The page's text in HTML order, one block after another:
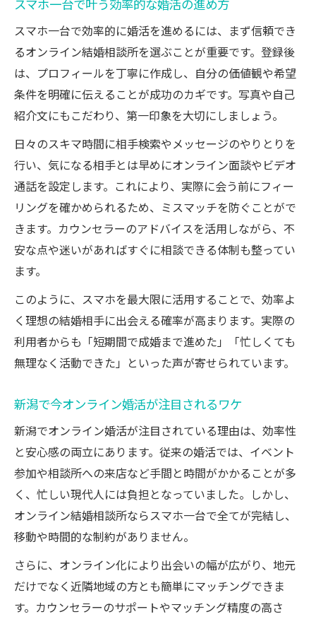
スマホ一台で叶う効率的な婚活の進め方
スマホ一台で効率的に婚活を進めるには、まず信頼でき
るオンライン結婚相談所を選ぶことが重要です。登録後
は、プロフィールを丁寧に作成し、自分の価値観や希望
条件を明確に伝えることが成功のカギです。写真や自己
紹介文にもこだわり、第一印象を大切にしましょう。
日々のスキマ時間に相手検索やメッセージのやりとりを
行い、気になる相手とは早めにオンライン面談やビデオ
通話を設定します。これにより、実際に会う前にフィー
リングを確かめられるため、ミスマッチを防ぐことがで
きます。カウンセラーのアドバイスを活用しながら、不
安な点や迷いがあればすぐに相談できる体制も整ってい
ます。
このように、スマホを最大限に活用することで、効率よ
く理想の結婚相手に出会える確率が高まります。実際の
利用者からも「短期間で成婚まで進めた」「忙しくても
無理なく活動できた」といった声が寄せられています。
新潟で今オンライン婚活が注目されるワケ
新潟でオンライン婚活が注目されている理由は、効率性
と安心感の両立にあります。従来の婚活では、イベント
参加や相談所への来店など手間と時間がかかることが多
く、忙しい現代人には負担となっていました。しかし、
オンライン結婚相談所ならスマホ一台で全てが完結し、
移動や時間的な制約がありません。
さらに、オンライン化により出会いの幅が広がり、地元
だけでなく近隣地域の方とも簡単にマッチングできま
す。カウンセラーのサポートやマッチング精度の高さ